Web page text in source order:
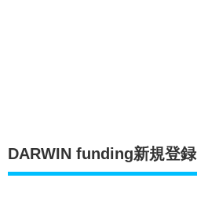
DARWIN funding新規登録